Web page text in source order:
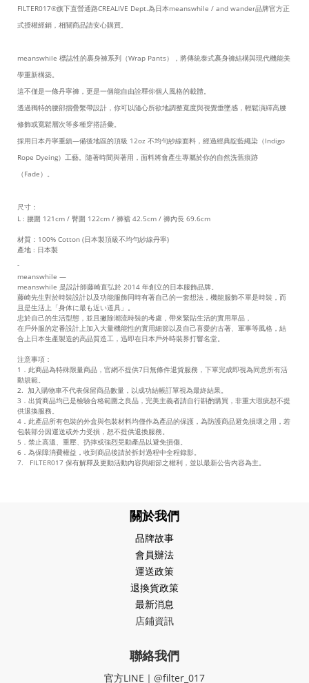
FILTER017®旗下直營通路CREALIVE Dept.為日本meanswhile / and wander品牌官方正
式授權經銷，相關商品請安心購買。
meanswhile 標誌性的裹身褲系列（Wrap Pants），將傳統泰式裹身褲結構與現代機能美
學重新構築。
這不僅是一條丹寧褲，更是一個能自由詮釋你個人風格的載體。
透過獨特的腰部摺疊繫帶設計，你可以隨心所欲地調整寬度與視覺垂墜感，輕鬆演繹高腰
修飾或寬鬆層次等多種穿搭語彙。
採用日本丹寧重鎮—備後地區的頂級 12oz 不均勻紗線面料，經過經典靛藍繩染（Indigo
Rope Dyeing）工藝。隨著時間與著用，面料將會產生專屬於你的自然洗舊痕跡
（Fade）。
尺寸：
L : 腰圍 121cm / 臀圍 122cm / 褲襠 42.5cm / 褲內長 69.6cm
材質：100% Cotton (日本製頂級不均勻紗線丹寧)
產地 : 日本製
-
meanswhile —
meanswhile 是設計師藤崎直弘於 2014 年創立的日本服飾品牌。
藤崎先生對於時裝設計以及功能服飾同時有著自己的一套想法，機能服飾不單是時裝，而
且是生活上「身体に最も近い道具」。
忠於自己的生活型態，並且撇除潮流時裝的考慮，帶來緊貼生活的實用單品，
在戶外服的定番設計上加入大量機能性的實用細節以及自己喜愛的古著、軍事等風格，結
合上日本生產製造的高品質造工，迅即在日本戶外時裝界打響名堂。
注意事項：
1．此商品為特殊限量商品，官網不提供7日無條件退貨服務，下單完成即視為同意所有活
動規範。
2. 加入購物車不代表保留商品數量，以成功結帳訂單視為最終結果。
3．出貨商品均已是檢驗合格範圍之良品，完美主義者請自行斟酌購買，非重大瑕疵恕不提
供退換服務。
4．此產品所有包裝的外盒與包裝材料均僅作為產品的保護，為防護商品避免損壞之用，若
包裝部分因運送或外力受損，恕不提供退換服務。
5．禁止高溫、重壓、扔摔或強烈晃動產品以避免損傷。
6．為保障消費權益，收到商品後請於拆封過程中全程錄影。
7. FILTER017 保有解釋及更動活動內容與細節之權利，並以最新公告內容為主。
關於我們
品牌故事
會員辦法
運送政策
退換貨政策
最新消息
店鋪資訊
聯絡我們
官方LINE｜@filter_017